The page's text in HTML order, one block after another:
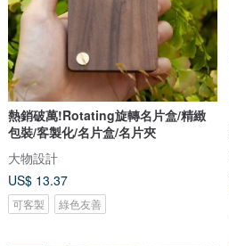
熱銷破萬!Rotating旋轉名片盒/精緻
包裝/客製化/名片盒/名片夾
大物設計
US$ 13.37
可客製 綠色友善